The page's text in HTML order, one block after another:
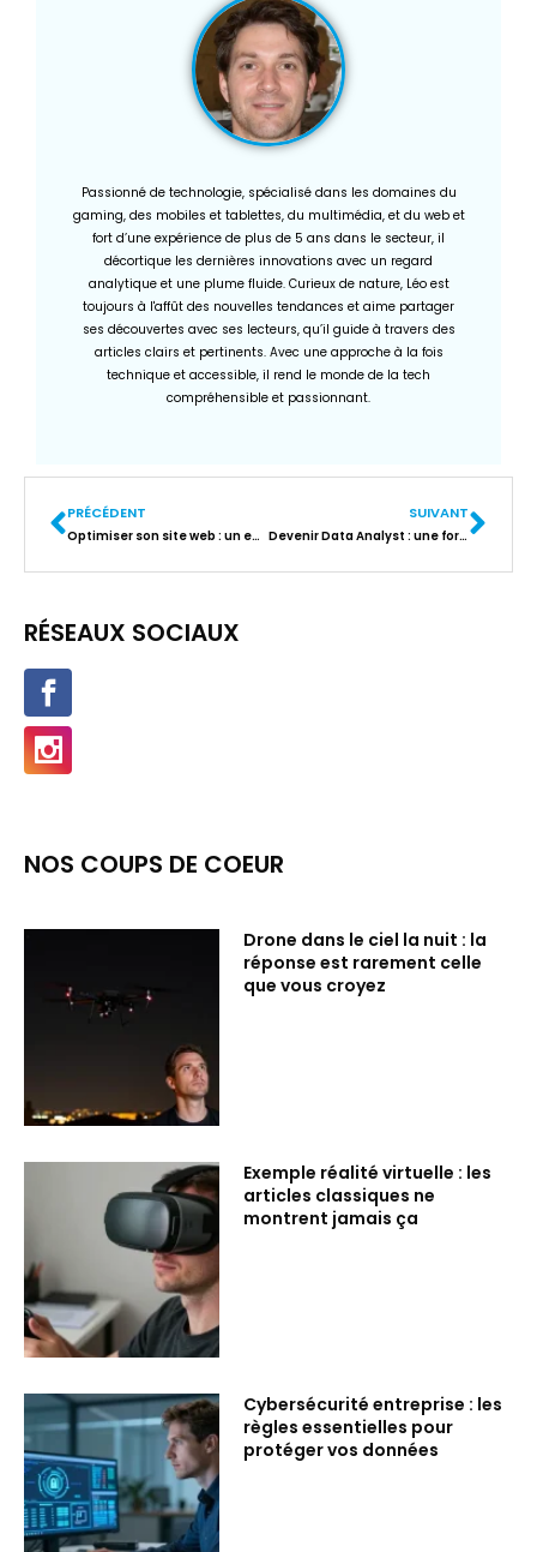
Passionné de technologie, spécialisé dans les domaines du
gaming, des mobiles et tablettes, du multimédia, et du web et
fort d’une expérience de plus de 5 ans dans le secteur, il
décortique les dernières innovations avec un regard
analytique et une plume fluide. Curieux de nature, Léo est
toujours à l'affût des nouvelles tendances et aime partager
ses découvertes avec ses lecteurs, qu’il guide à travers des
articles clairs et pertinents. Avec une approche à la fois
technique et accessible, il rend le monde de la tech
compréhensible et passionnant.
PRÉCÉDENT
Optimiser son site web : un engagement écoresponsable rentable et durable
SUIVANT
Devenir Data Analyst : une formation immersive qui répond aux besoins du marché
RÉSEAUX SOCIAUX
NOS COUPS DE COEUR
Drone dans le ciel la nuit : la
réponse est rarement celle
que vous croyez
Exemple réalité virtuelle : les
articles classiques ne
montrent jamais ça
Cybersécurité entreprise : les
règles essentielles pour
protéger vos données